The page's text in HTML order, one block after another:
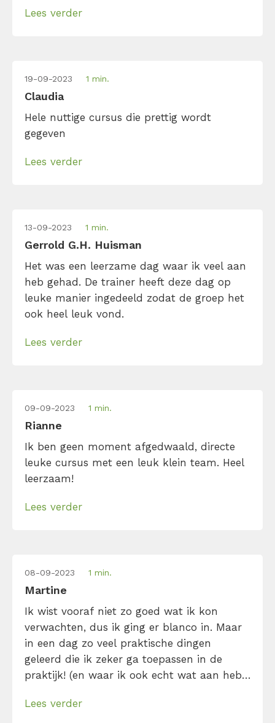
Lees verder
19-09-2023 1 min.
Claudia
Hele nuttige cursus die prettig wordt
gegeven
Lees verder
13-09-2023 1 min.
Gerrold G.H. Huisman
Het was een leerzame dag waar ik veel aan
heb gehad. De trainer heeft deze dag op
leuke manier ingedeeld zodat de groep het
ook heel leuk vond.
Lees verder
09-09-2023 1 min.
Rianne
Ik ben geen moment afgedwaald, directe
leuke cursus met een leuk klein team. Heel
leerzaam!
Lees verder
08-09-2023 1 min.
Martine
Ik wist vooraf niet zo goed wat ik kon
verwachten, dus ik ging er blanco in. Maar
in een dag zo veel praktische dingen
geleerd die ik zeker ga toepassen in de
praktijk! (en waar ik ook echt wat aan heb)
van te krijgen en de locatie was ook goed.
Lees verder